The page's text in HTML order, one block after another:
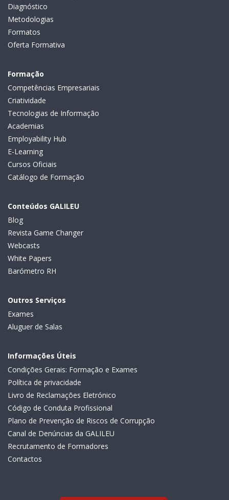
Diagnóstico
Metodologias
Formatos
Oferta Formativa
Formação
Competências Empresariais
Criatividade
Tecnologias de Informação
Academias
Employability Hub
E-Learning
Cursos Oficiais
Catálogo de Formação
Conteúdos GALILEU
Blog
Revista Game Changer
Webcasts
White Papers
Barómetro RH
Outros Serviços
Exames
Aluguer de Salas
Informações Úteis
Condições Gerais: Formação e Exames
Política de privacidade
Livro de Reclamações Eletrónico
Código de Conduta Profissional
Plano de Prevenção de Riscos de Corrupção
Canal de Denúncias da GALILEU
Recrutamento de Formadores
Contactos